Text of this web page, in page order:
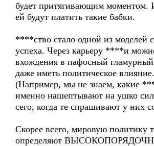
будет притягивающим моментом.
ей будут платить такие бабки.
****ство стало одной из моделей
успеха. Через карьеру ****и
вхождения в пафосный
даже иметь политическое влияние.
(Например, мы не знаем, какие
именно нашептывают на ушко
сего, когда те спрашивают у них
Скорее всего, мировую политику
определяют